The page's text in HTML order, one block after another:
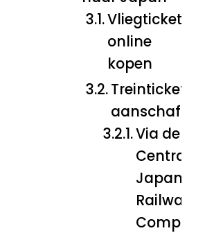
Vliegtickets
online
kopen
Treintickets
aanschaffen
Via de
Central
Japan
Railway
Company